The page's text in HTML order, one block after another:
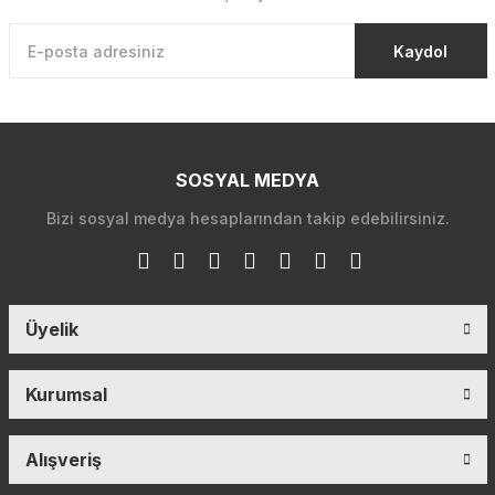
Kaydol
SOSYAL MEDYA
Bizi sosyal medya hesaplarından takip edebilirsiniz.
Üyelik
Kurumsal
Alışveriş